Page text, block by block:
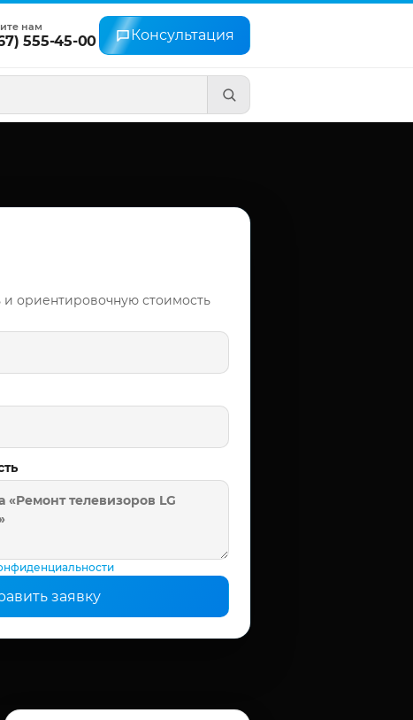
нам
555-45-00 Консультация
ориентировочную стоимость
заявку